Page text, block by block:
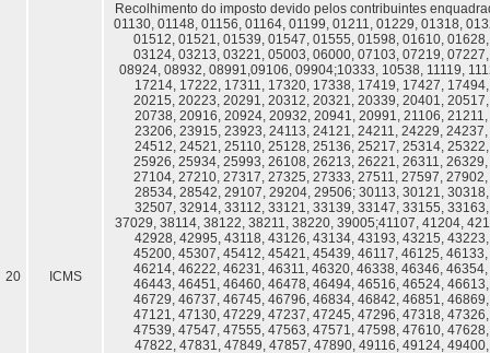
20 ICMS
Recolhimento do imposto devido pelos contribuintes
01130, 01148, 01156, 01164, 01199, 01211, 01229, 01318,
01512, 01521, 01539, 01547, 01555, 01598, 01610,
03124, 03213, 03221, 05003, 06000, 07103, 07219,
08924, 08932, 08991,09106, 09904;10333, 10538, 11119,
17214, 17222, 17311, 17320, 17338, 17419, 17427,
20215, 20223, 20291, 20312, 20321, 20339, 20401,
20738, 20916, 20924, 20932, 20941, 20991, 21106,
23206, 23915, 23923, 24113, 24121, 24211, 24229,
24512, 24521, 25110, 25128, 25136, 25217, 25314,
25926, 25934, 25993, 26108, 26213, 26221, 26311,
27104, 27210, 27317, 27325, 27333, 27511, 27597,
28534, 28542, 29107, 29204, 29506; 30113, 30121,
32507, 32914, 33112, 33121, 33139, 33147, 33155,
37029, 38114, 38122, 38211, 38220, 39005;41107, 41204,
42928, 42995, 43118, 43126, 43134, 43193, 43215,
45200, 45307, 45412, 45421, 45439, 46117, 46125,
46214, 46222, 46231, 46311, 46320, 46338, 46346,
46443, 46451, 46460, 46478, 46494, 46516, 46524,
46729, 46737, 46745, 46796, 46834, 46842, 46851,
47121, 47130, 47229, 47237, 47245, 47296, 47318,
47539, 47547, 47555, 47563, 47571, 47598, 47610,
47822, 47831, 47849, 47857, 47890, 49116, 49124,